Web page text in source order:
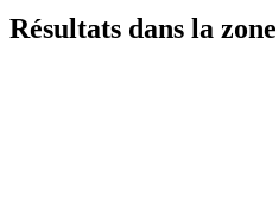
Résultats dans la